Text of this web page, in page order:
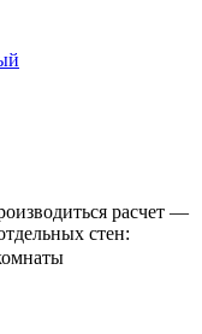
расчет —
стен: